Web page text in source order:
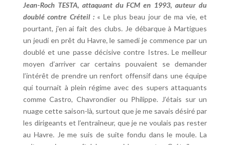
Jean-Roch TESTA, attaquant du FCM en 1993, auteur du
doublé contre Créteil : « Le plus beau jour de ma vie, et
pourtant, j’en ai fait des clubs. Je débarque à Martigues
un jeudi en prêt du Havre, le samedi je commence par un
doublé et une passe décisive contre Istres. Le meilleur
moyen d’arriver car certains pouvaient se demander
l’intérêt de prendre un renfort offensif dans une équipe
qui tournait à plein régime avec des supers attaquants
comme Castro, Chavrondier ou Philippe. J’étais sur un
nuage cette saison-là, surtout que je me savais désiré par
les dirigeants et l’entraîneur, que je ne voulais pas rester
au Havre. Je me suis de suite fondu dans le moule. La